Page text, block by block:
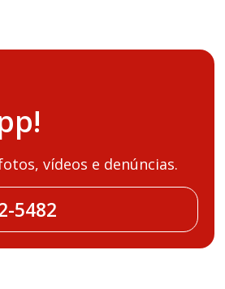
vídeos e denúncias.
5482